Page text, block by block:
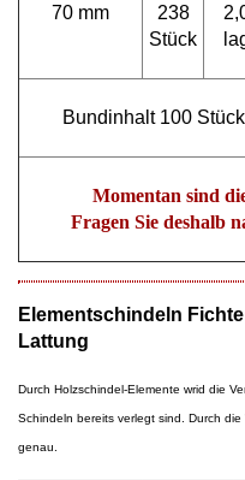
70 mm
238
Stück
Bundinhalt 100
Momentan sind
Fragen Sie deshalb
Elementschindeln
Lattung
Durch Holzschindel-Elemente wrid die
Schindeln bereits verlegt sind. Durch
genau.